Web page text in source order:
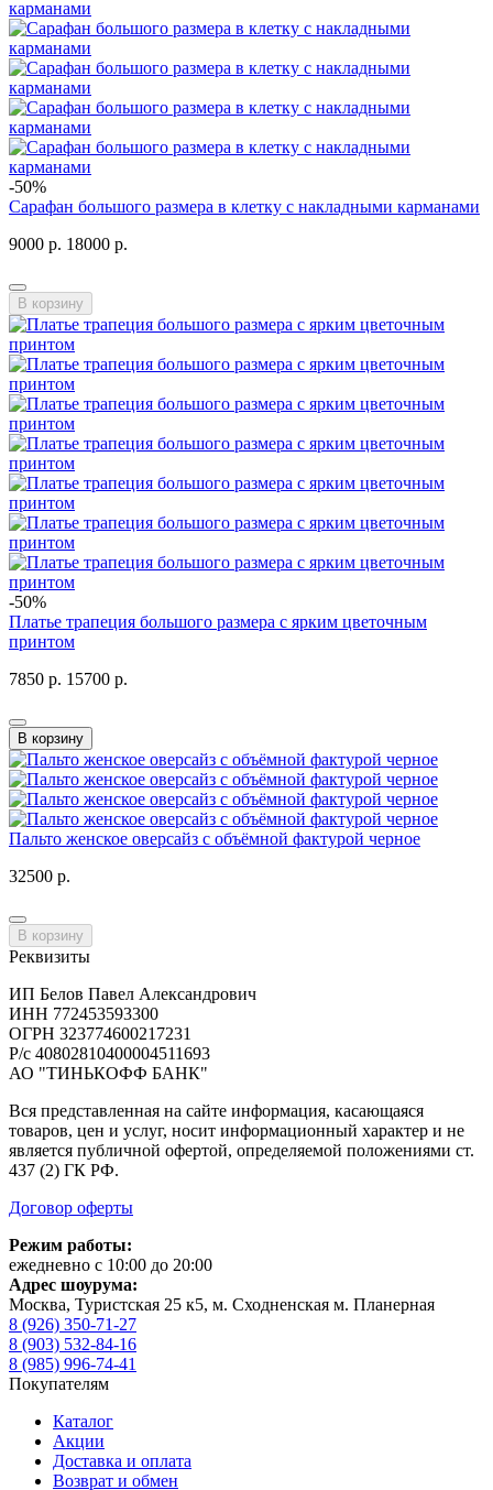
-50%
Сарафан большого размера в клетку с накладными карманами
9000 р. 18000 р.
В корзину
-50%
Платье трапеция большого размера с ярким цветочным
принтом
7850 р. 15700 р.
В корзину
Пальто женское оверсайз с объёмной фактурой черное
32500 р.
В корзину
Реквизиты
ИП Белов Павел Александрович
ИНН 772453593300
ОГРН 323774600217231
Р/с 40802810400004511693
АО "ТИНЬКОФФ БАНК"
Вся представленная на сайте информация, касающаяся
товаров, цен и услуг, носит информационный характер и не
является публичной офертой, определяемой положениями ст.
437 (2) ГК РФ.
Договор оферты
Режим работы:
ежедневно с 10:00 до 20:00
Адрес шоурума:
Москва, Туристская 25 к5, м. Сходненская м. Планерная
8 (926) 350-71-27
8 (903) 532-84-16
8 (985) 996-74-41
Покупателям
Каталог
Акции
Доставка и оплата
Возврат и обмен